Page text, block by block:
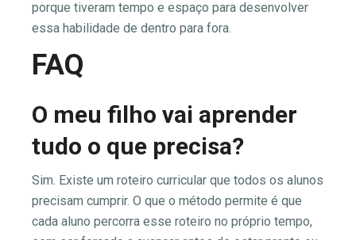
porque tiveram tempo e espaço para desenvolver
essa habilidade de dentro para fora.
FAQ
O meu filho vai aprender
tudo o que precisa?
Sim. Existe um roteiro curricular que todos os alunos
precisam cumprir. O que o método permite é que
cada aluno percorra esse roteiro no próprio tempo,